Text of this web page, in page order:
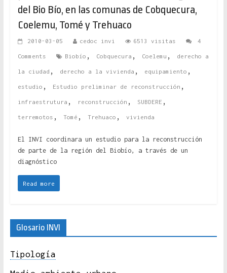
del Bio Bío, en las comunas de Cobquecura,
Coelemu, Tomé y Trehuaco
2010-03-05 cedoc invi 6513 visitas 4
Comments Biobío , Cobquecura , Coelemu , derecho a
la ciudad , derecho a la vivienda , equipamiento ,
estudio , Estudio preliminar de reconstrucción ,
infraestrutura , reconstrucción , SUBDERE ,
terremotos , Tomé , Trehuaco , vivienda
El INVI coordinara un estudio para la reconstrucción
de parte de la región del Biobío, a través de un
diagnóstico
Read more
Glosario INVI
Tipología